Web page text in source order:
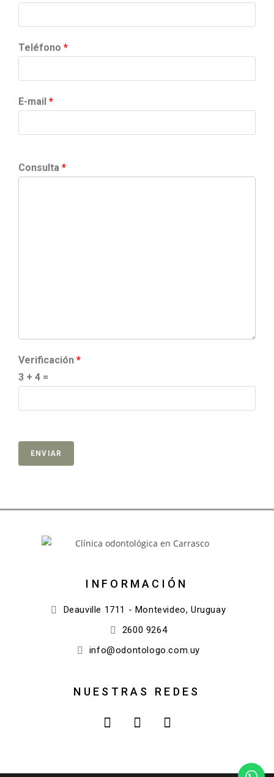
Teléfono *
E-mail *
Consulta *
Verificación *
3 + 4 =
INFORMACIÓN
Deauville 1711 - Montevideo, Uruguay
2600 9264
info@odontologo.com.uy
NUESTRAS REDES